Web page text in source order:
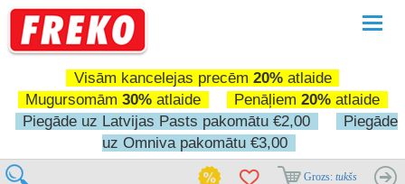
Visām kancelejas precēm 20%atlaide
Mugursomām 30% atlaide Penāļiem 20% atlaide
Piegāde uz Latvijas Pasts pakomātu €2,00
Piegāde
uz Omniva pakomātu €3,00
Grozs: tukšs